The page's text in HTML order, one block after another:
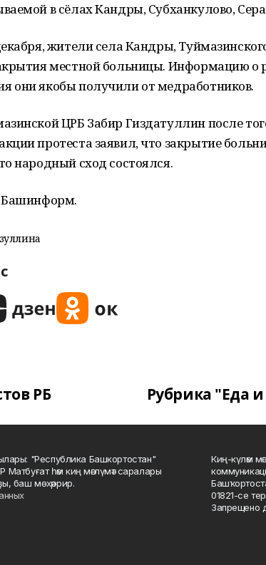
в сёлах Кандры, Субханкулово,
жители села Кандры,
местной больницы. Информацию о
они якобы получили от медработников.
ЦРБ Забир Гиздатуллин после
протеста заявил, что закрытие
народный сход состоялся.
Башинформ.
РБ Рубрика "Еда
"Республика Башкортостан"
Матбуғат һәм киң мәғлүмәт саралары
баш мөхәррир.
Киң-күләм
01821-се
Запрещено